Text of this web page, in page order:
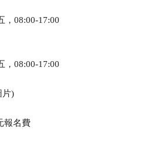
，08:00-17:00
，08:00-17:00
片)
報名費